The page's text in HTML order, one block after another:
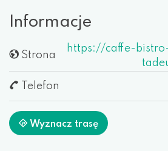
Informacje
Strona
https://caffe-
Telefon
Wyznacz trasę